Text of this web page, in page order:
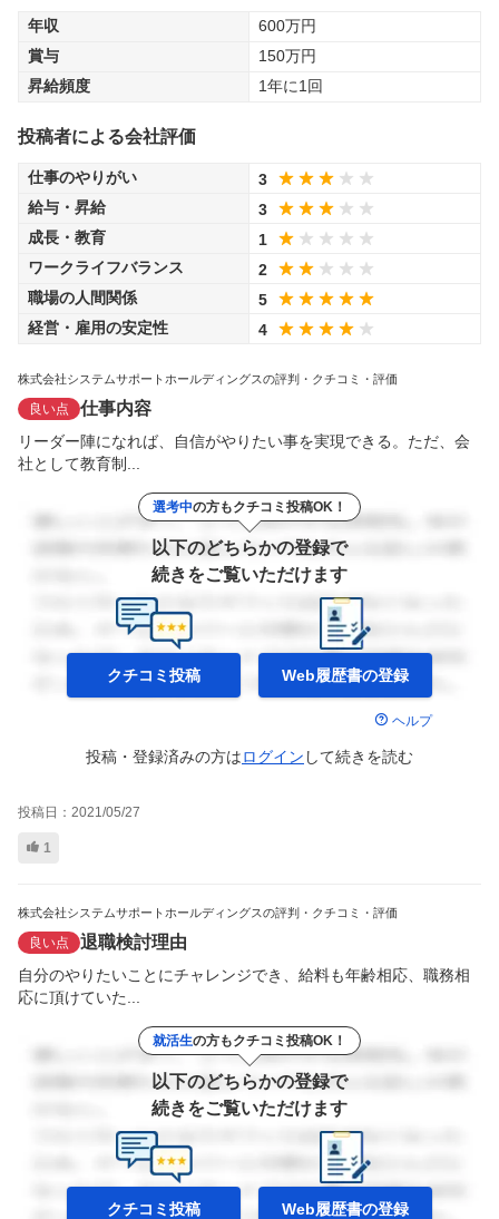
年収 600万円
賞与
150万円
昇給頻度
1年に1回
投稿者による会社評価
仕事のやりがい
3
給与・昇給
3
成長・教育
1
ワークライフバランス
2
職場の人間関係
5
経営・雇用の安定性
4
株式会社システムサポートホールディングスの評判・クチコミ・評価
良い点 仕事内容
リーダー陣になれば、自信がやりたい事を実現できる。ただ、会
社として教育制...
選考中の方もクチコミ投稿OK！
以下のどちらかの登録で
続きをご覧いただけます
クチコミ投稿 Web履歴書の登録
ヘルプ
投稿・登録済みの方はログイン して続きを読む
投稿日： 2021/05/27
1
株式会社システムサポートホールディングスの評判・クチコミ・評価
良い点 退職検討理由
自分のやりたいことにチャレンジでき、給料も年齢相応、職務相
応に頂けていた...
就活生の方もクチコミ投稿OK！
以下のどちらかの登録で
続きをご覧いただけます
クチコミ投稿 Web履歴書の登録